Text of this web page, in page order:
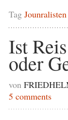
Tag Jounralisten
Ist
oder
von
5 comments